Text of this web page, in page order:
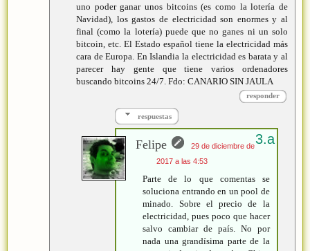
uno poder ganar unos bitcoins (es como la lotería de
Navidad), los gastos de electricidad son enormes y al
final (como la lotería) puede que no ganes ni un solo
bitcoin, etc. El Estado español tiene la electricidad más
cara de Europa. En Islandia la electricidad es barata y al
parecer hay gente que tiene varios ordenadores
buscando bitcoins 24/7. Fdo: CANARIO SIN JAULA
responder
respuestas
Felipe
29 de diciembre de
2017 a las 4:53
Parte de lo que comentas se
soluciona entrando en un pool de
minado. Sobre el precio de la
electricidad, pues poco que hacer
salvo cambiar de país. No por
nada una grandísima parte de la